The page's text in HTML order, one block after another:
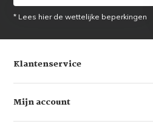
* Lees hier de wettelijke beperkingen
Klantenservice
Mijn account